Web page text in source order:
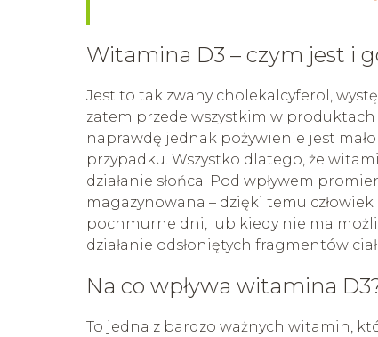
Witamina D3 – czym jest i
Jest to tak zwany cholekalcyferol,
zatem przede wszystkim w produktach
naprawdę jednak pożywienie jest
przypadku. Wszystko dlatego, że
działanie słońca. Pod wpływem
magazynowana – dzięki temu
pochmurne dni, lub kiedy nie ma
działanie odsłoniętych fragmentów
Na co wpływa witamina
To jedna z bardzo ważnych witamin,